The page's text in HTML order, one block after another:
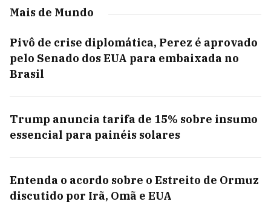
Mais de Mundo
Pivô de crise diplomática, Perez é aprovado
pelo Senado dos EUA para embaixada no
Brasil
Trump anuncia tarifa de 15% sobre insumo
essencial para painéis solares
Entenda o acordo sobre o Estreito de Ormuz
discutido por Irã, Omã e EUA